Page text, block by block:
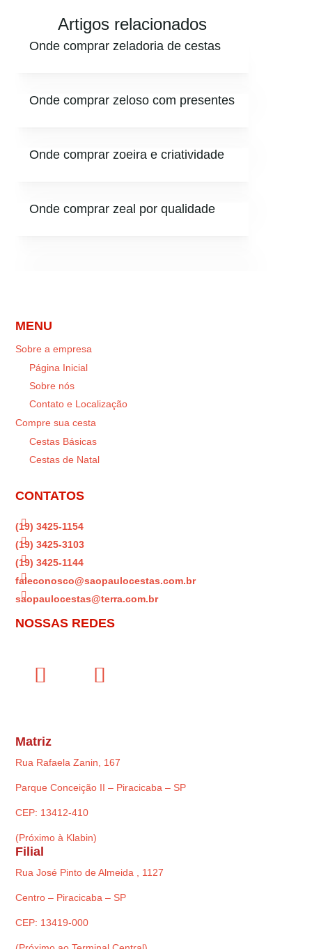
Artigos relacionados
Onde comprar zeladoria de cestas
Onde comprar zeloso com presentes
Onde comprar zoeira e criatividade
Onde comprar zeal por qualidade
MENU
Sobre a empresa
Página Inicial
Sobre nós
Contato e Localização
Compre sua cesta
Cestas Básicas
Cestas de Natal
CONTATOS

(19) 3425-1154

(19) 3425-3103

(19) 3425-1144

faleconosco@saopaulocestas.com.br

saopaulocestas@terra.com.br
NOSSAS REDES
Matriz
Rua Rafaela Zanin, 167
Parque Conceição II – Piracicaba – SP
CEP: 13412-410
(Próximo à Klabin)
Filial
Rua José Pinto de Almeida , 1127
Centro – Piracicaba – SP
CEP: 13419-000